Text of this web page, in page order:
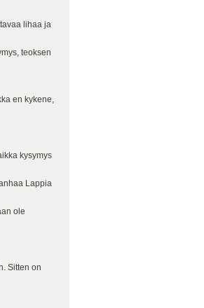
lihaa ja
teoksen
en kykene,
kysymys
Lappia
ole
Sitten on